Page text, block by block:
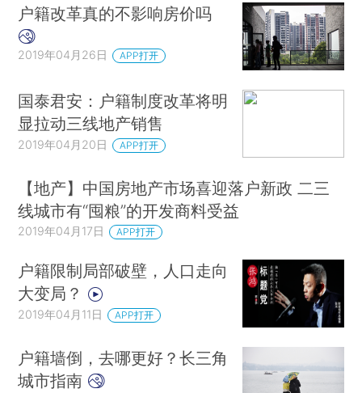
户籍改革真的不影响房价吗
2019年04月26日 APP打开
国泰君安：户籍制度改革将明
显拉动三线地产销售
2019年04月20日 APP打开
【地产】中国房地产市场喜迎落户新政 二三
线城市有“囤粮”的开发商料受益
2019年04月17日 APP打开
户籍限制局部破壁，人口走向
大变局？
2019年04月11日 APP打开
户籍墙倒，去哪更好？长三角
城市指南